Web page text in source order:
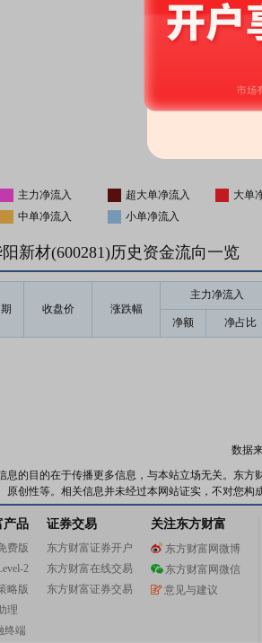
主力净流入 超大单净流入
大单
中单净流入
小单净流入
新材(600281)历史资金流向一览
收盘价 涨跌幅
主力净流入
净额 净占比
数据
息的目的在于传播更多信息，与本站立场无关。东
原创性等。相关信息并未经过本网站证实，不对您构
产品
费版
2
略版
理
终端
证券交易
东方财富证券开户
东方财富在线交易
东方财富证券交易
关注东方财富
东方财富网微博
东方财富网微信
意见与建议